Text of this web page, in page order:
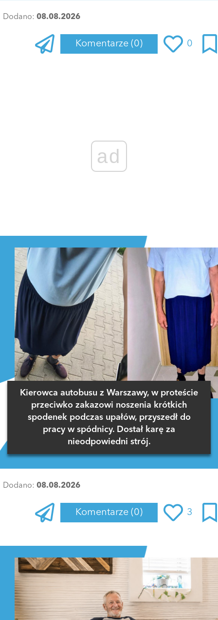
Dodano: 08.08.2026
Komentarze (0) 0
ad
Kierowca autobusu z Warszawy, w proteście
przeciwko zakazowi noszenia krótkich
spodenek podczas upałów, przyszedł do
pracy w spódnicy. Dostał karę za
nieodpowiedni strój.
Dodano: 08.08.2026
Komentarze (0) 3